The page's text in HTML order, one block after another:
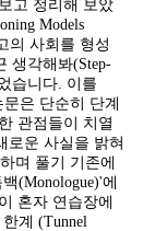
고 정리해 보았
Models
의 사회를 형성
생각해봐(Step-
습니다. 이를
은 단순히 단계
관점들이 치열
로운 사실을 밝혀
며 풀기 기존에
(Monologue)'에
혼자 연습장에
계 (Tunnel